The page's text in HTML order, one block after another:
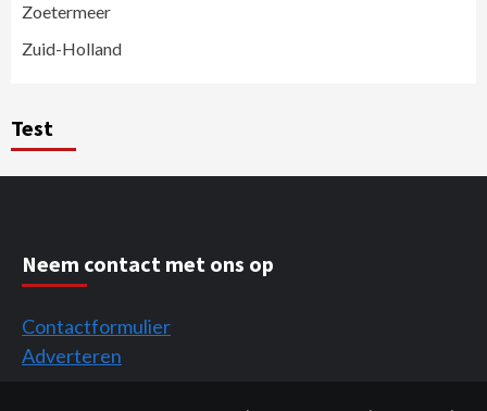
Zoetermeer
Zuid-Holland
Test
Neem contact met ons op
Contactformulier
Adverteren